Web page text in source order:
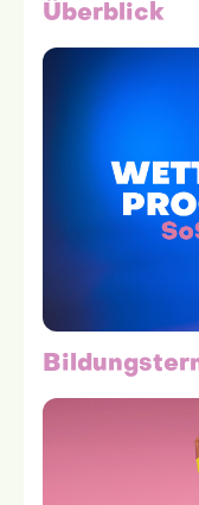
Überblick